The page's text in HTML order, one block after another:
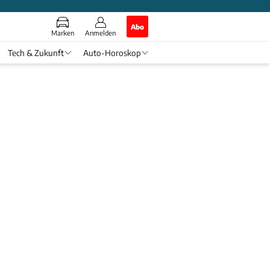
Marken Anmelden
Abo
Tech & Zukunft Auto-Horoskop